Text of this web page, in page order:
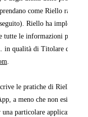
come Riello
Riello ha
tutte le informazioni
in qualità di Titolare del
le pratiche di Riello
a meno che non esista
una particolare applicazione